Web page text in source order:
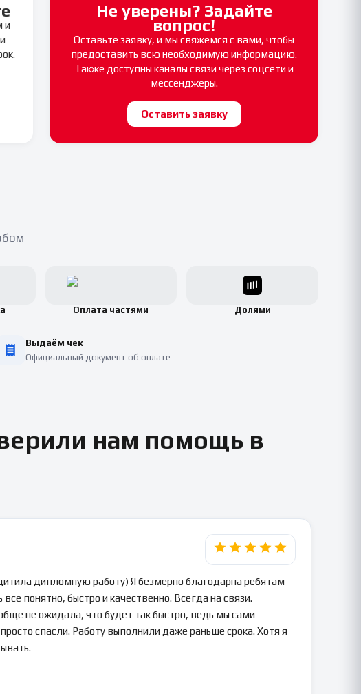
и
Не уверены? Задайте
вопрос!
Оставьте заявку, и мы свяжемся с вами, чтобы
предоставить всю необходимую информацию.
Также доступны каналы связи через соцсети и
мессенджеры.
Оставить заявку
Оплата частями Долями
Выдаём чек
Официальный документ об оплате
нам помощь в
дипломную работу) Я безмерно благодарна ребятам
понятно, быстро и качественно. Всегда на связи.
не ожидала, что будет так быстро, ведь мы сами
спасли. Работу выполнили даже раньше срока. Хотя я